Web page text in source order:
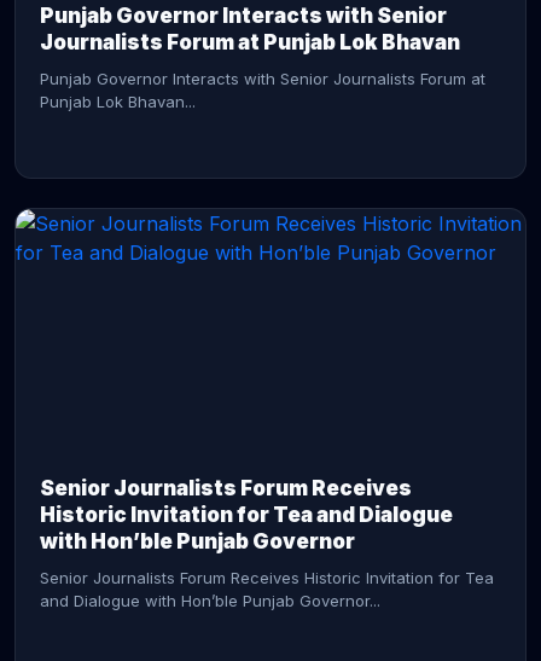
Punjab Governor Interacts with Senior
Journalists Forum at Punjab Lok Bhavan
Punjab Governor Interacts with Senior Journalists Forum at
Punjab Lok Bhavan...
Senior Journalists Forum Receives
Historic Invitation for Tea and Dialogue
with Hon’ble Punjab Governor
Senior Journalists Forum Receives Historic Invitation for Tea
and Dialogue with Hon’ble Punjab Governor...